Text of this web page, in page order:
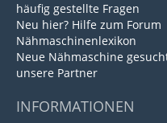
häufig gestellte Fragen
Neu hier? Hilfe zum Forum
Nähmaschinenlexikon
Neue Nähmaschine
unsere Partner
INFORMATIONEN